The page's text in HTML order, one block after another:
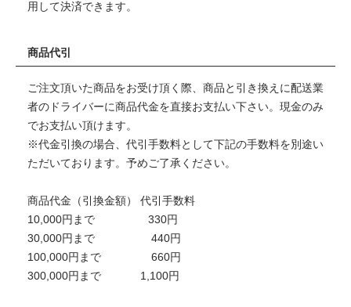
用して決済できます。
商品代引
ご注文頂いた商品をお受け頂く際、商品と引き換えに配送業
者のドライバーに商品代金を直接お支払い下さい。現金のみ
でお支払い頂けます。
※代金引換の場合、代引手数料として下記の手数料を別途い
ただいております。予めご了承ください。
商品代金（引換金額） 代引手数料
10,000円まで 330円
30,000円まで 440円
100,000円まで 660円
300,000円まで 1,100円